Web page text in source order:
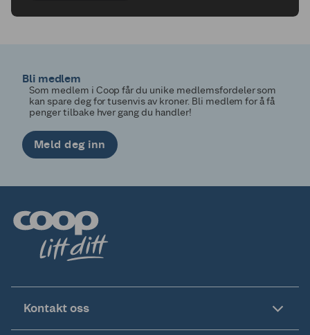
Bli medlem
Som medlem i Coop får du unike medlemsfordeler som
kan spare deg for tusenvis av kroner. Bli medlem for å få
penger tilbake hver gang du handler!
Meld deg inn
Kontakt oss